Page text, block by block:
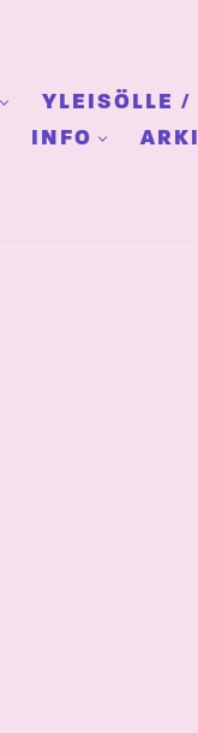
YLEISÖLLE /
INFO